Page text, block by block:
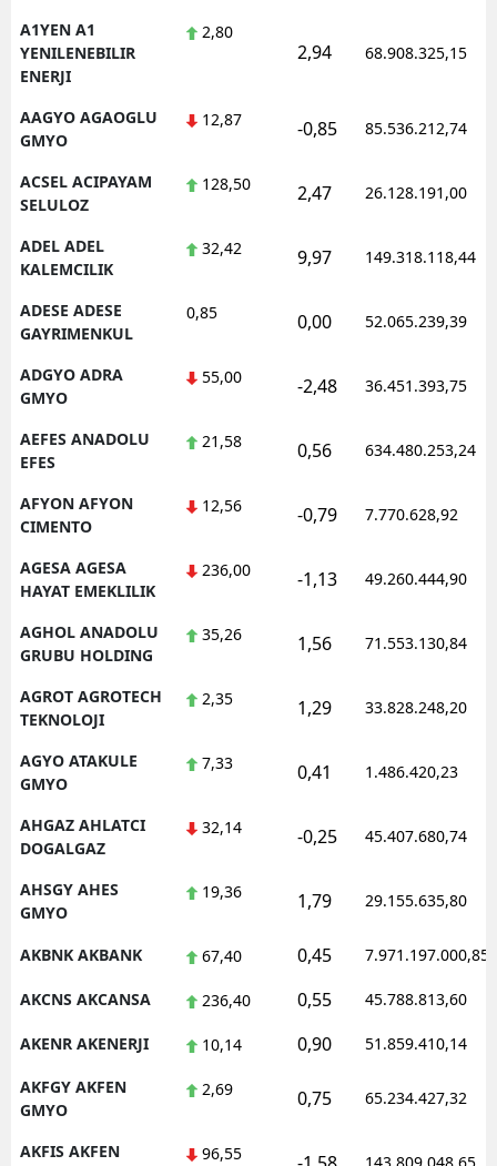
A1YEN A1
YENILENEBILIR
ENERJI
2,80
2,94 68.908.325,15
AAGYO AGAOGLU
GMYO
12,87 -0,85 85.536.212,74
ACSEL ACIPAYAM
SELULOZ
128,50 2,47 26.128.191,00
ADEL ADEL
KALEMCILIK
32,42 9,97 149.318.118,44
ADESE ADESE
GAYRIMENKUL
0,85 0,00 52.065.239,39
ADGYO ADRA
GMYO
55,00 -2,48 36.451.393,75
AEFES ANADOLU
EFES
21,58 0,56 634.480.253,24
AFYON AFYON
CIMENTO
12,56 -0,79 7.770.628,92
AGESA AGESA
HAYAT EMEKLILIK
236,00 -1,13 49.260.444,90
AGHOL ANADOLU
GRUBU HOLDING
35,26 1,56 71.553.130,84
AGROT AGROTECH
TEKNOLOJI
2,35 1,29 33.828.248,20
AGYO ATAKULE
GMYO
7,33 0,41 1.486.420,23
AHGAZ AHLATCI
DOGALGAZ
32,14 -0,25 45.407.680,74
AHSGY AHES
GMYO
19,36 1,79 29.155.635,80
AKBNK AKBANK 67,40 0,45 7.971.197.000,85
AKCNS AKCANSA 236,40 0,55 45.788.813,60
AKENR AKENERJI 10,14 0,90 51.859.410,14
AKFGY AKFEN
GMYO
2,69 0,75 65.234.427,32
AKFIS AKFEN
96,55